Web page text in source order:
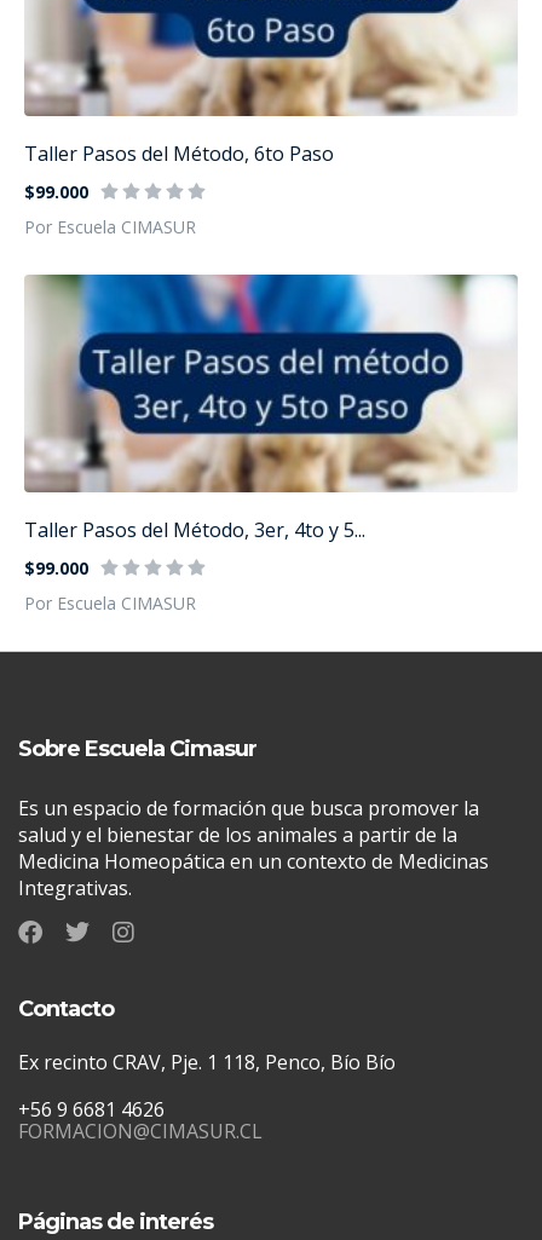
Taller Pasos del Método, 6to Paso
$99.000
Por Escuela CIMASUR
Taller Pasos del Método, 3er, 4to y 5...
$99.000
Por Escuela CIMASUR
Sobre Escuela Cimasur
Es un espacio de formación que busca promover la
salud y el bienestar de los animales a partir de la
Medicina Homeopática en un contexto de Medicinas
Integrativas.
Contacto
Ex recinto CRAV, Pje. 1 118, Penco, Bío Bío
+56 9 6681 4626
FORMACION@CIMASUR.CL
Páginas de interés